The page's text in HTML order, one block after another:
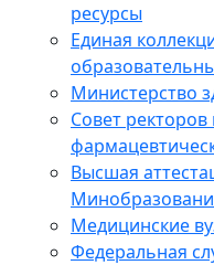
ресурсы
Единая
Министерство
Совет
Высшая
Медицинские
Федеральная